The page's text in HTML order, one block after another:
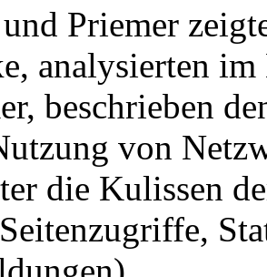
Priemer
analysierten
beschrieben
von
die Kulissen